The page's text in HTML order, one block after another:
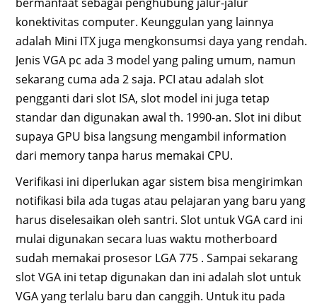
konektivitas computer. Keunggulan yang lainnya
adalah Mini ITX juga mengkonsumsi daya yang rendah.
Jenis VGA pc ada 3 model yang paling umum, namun
sekarang cuma ada 2 saja. PCI atau adalah slot
pengganti dari slot ISA, slot model ini juga tetap
standar dan digunakan awal th. 1990-an. Slot ini dibut
supaya GPU bisa langsung mengambil information
dari memory tanpa harus memakai CPU.
Verifikasi ini diperlukan agar sistem bisa mengirimkan
notifikasi bila ada tugas atau pelajaran yang baru yang
harus diselesaikan oleh santri. Slot untuk VGA card ini
mulai digunakan secara luas waktu motherboard
sudah memakai prosesor LGA 775 . Sampai sekarang
slot VGA ini tetap digunakan dan ini adalah slot untuk
VGA yang terlalu baru dan canggih. Untuk itu pada